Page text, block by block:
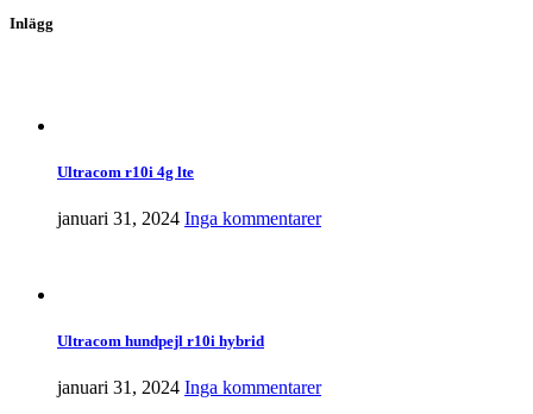
Inlägg
Ultracom r10i 4g lte
januari 31, 2024 Inga kommentarer
Ultracom hundpejl r10i hybrid
januari 31, 2024 Inga kommentarer